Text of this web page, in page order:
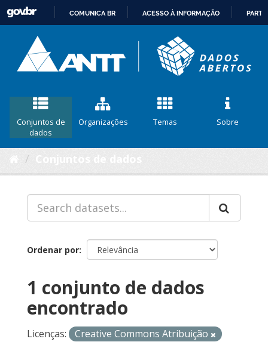
CONTEÚDO
COMUNICA BR ACESSO À INFORMAÇÃO
Conjuntos de
dados
Organizações Temas Sobre
Ordenar por
1 conjunto de dados
encontrado
Licenças:
Creative Commons Atribuição